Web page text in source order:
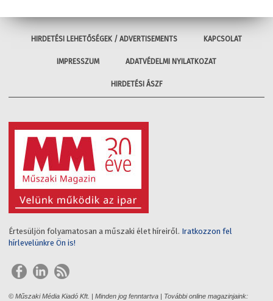
HIRDETÉSI LEHETŐSÉGEK / ADVERTISEMENTS KAPCSOLAT
IMPRESSZUM ADATVÉDELMI NYILATKOZAT
HIRDETÉSI ÁSZF
Értesüljön folyamatosan a műszaki élet híreiről. Iratkozzon fel
hírlevelünkre Ön is!
© Műszaki Média Kiadó Kft. | Minden jog fenntartva | További online magazinjaink: